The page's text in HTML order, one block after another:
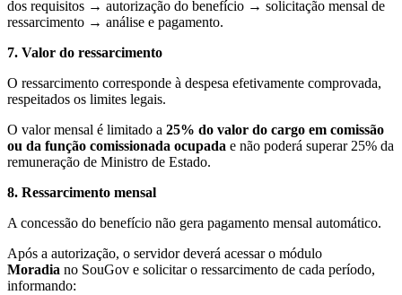
dos requisitos → autorização do benefício → solicitação mensal de
ressarcimento → análise e pagamento.
7. Valor do ressarcimento
O ressarcimento corresponde à despesa efetivamente comprovada,
respeitados os limites legais.
O valor mensal é limitado a 25% do valor do cargo em comissão
ou da função comissionada ocupada e não poderá superar 25% da
remuneração de Ministro de Estado.
8. Ressarcimento mensal
A concessão do benefício não gera pagamento mensal automático.
Após a autorização, o servidor deverá acessar o módulo
Moradia no SouGov e solicitar o ressarcimento de cada período,
informando: